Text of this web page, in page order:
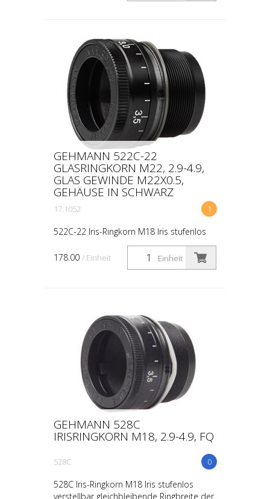
GEHMANN 522C-22
GLASRINGKORN M22, 2.9-4.9,
GLAS GEWINDE M22X0.5,
GEHÄUSE IN SCHWARZ
1
17.1052
522C-22 Iris-Ringkorn M18 Iris stufenlos
verstellbar gleichbleibende Ringbreite der
Iris von 1,5 mm Ausführung mit
Querbalken verstellbare Lochgröße 520A
Einheit
178.00 / Einheit
GEHMANN 528C
IRISRINGKORN M18, 2.9-4.9, FQ
0
528C
528C Iris-Ringkorn M18 Iris stufenlos
verstellbar gleichbleibende Ringbreite der